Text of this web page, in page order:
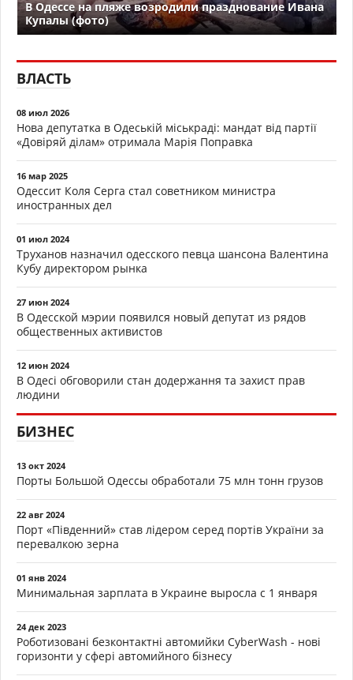
В Одессе на пляже возродили празднование Ивана
Купалы (фото)
ВЛАСТЬ
08 июл 2026
Нова депутатка в Одеській міськраді: мандат від партії
«Довіряй ділам» отримала Марія Поправка
16 мар 2025
Одессит Коля Серга стал советником министра
иностранных дел
01 июл 2024
Труханов назначил одесского певца шансона Валентина
Кубу директором рынка
27 июн 2024
В Одесской мэрии появился новый депутат из рядов
общественных активистов
12 июн 2024
В Одесі обговорили стан додержання та захист прав
людини
БИЗНЕС
13 окт 2024
Порты Большой Одессы обработали 75 млн тонн грузов
22 авг 2024
Порт «Південний» став лідером серед портів України за
перевалкою зерна
01 янв 2024
Минимальная зарплата в Украине выросла с 1 января
24 дек 2023
Роботизовані безконтактні автомийки CyberWash - нові
горизонти у сфері автомийного бізнесу